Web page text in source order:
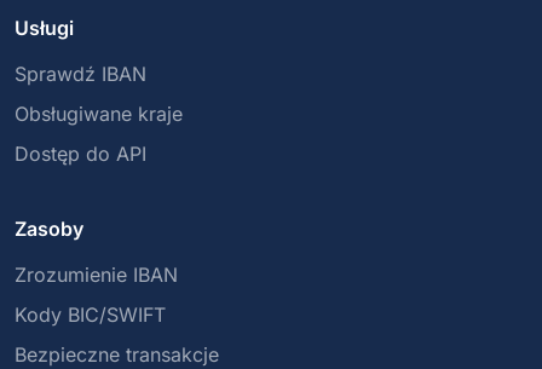
Usługi
Sprawdź IBAN
Obsługiwane kraje
Dostęp do API
Zasoby
Zrozumienie IBAN
Kody BIC/SWIFT
Bezpieczne transakcje